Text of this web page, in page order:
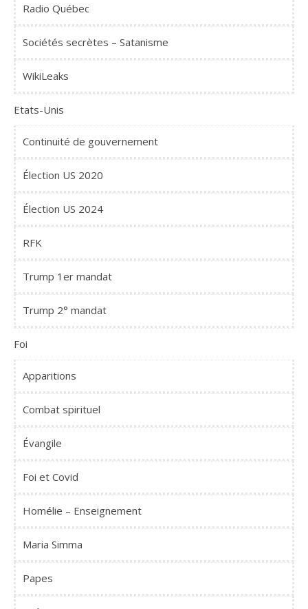
Radio Québec
Sociétés secrètes – Satanisme
WikiLeaks
Etats-Unis
Continuité de gouvernement
Élection US 2020
Élection US 2024
RFK
Trump 1er mandat
Trump 2° mandat
Foi
Apparitions
Combat spirituel
Évangile
Foi et Covid
Homélie – Enseignement
Maria Simma
Papes